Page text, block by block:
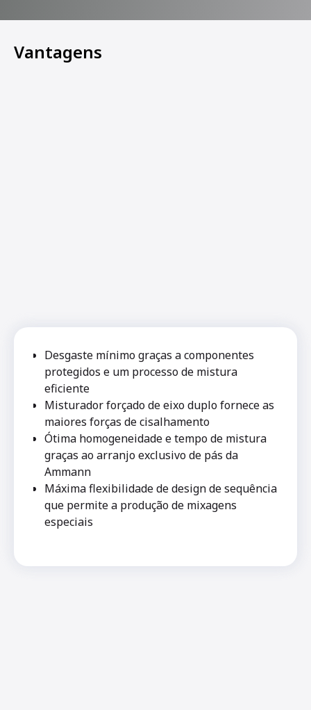
Vantagens
Desgaste mínimo graças a componentes
protegidos e um processo de mistura
eficiente
Misturador forçado de eixo duplo fornece as
maiores forças de cisalhamento
Ótima homogeneidade e tempo de mistura
graças ao arranjo exclusivo de pás da
Ammann
Máxima flexibilidade de design de sequência
que permite a produção de mixagens
especiais